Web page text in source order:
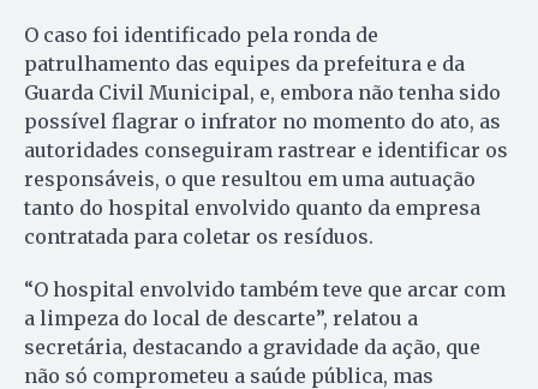
O caso foi identificado pela ronda de
patrulhamento das equipes da prefeitura e da
Guarda Civil Municipal, e, embora não tenha sido
possível flagrar o infrator no momento do ato, as
autoridades conseguiram rastrear e identificar os
responsáveis, o que resultou em uma autuação
tanto do hospital envolvido quanto da empresa
contratada para coletar os resíduos.
“O hospital envolvido também teve que arcar com
a limpeza do local de descarte”, relatou a
secretária, destacando a gravidade da ação, que
não só comprometeu a saúde pública, mas